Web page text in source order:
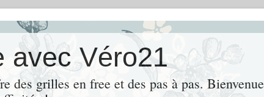
avec Véro21
des grilles en free et des pas à pas. Bienvenue